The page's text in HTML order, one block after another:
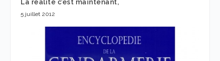
La réalité c’est maintenant,
5 juillet 2012